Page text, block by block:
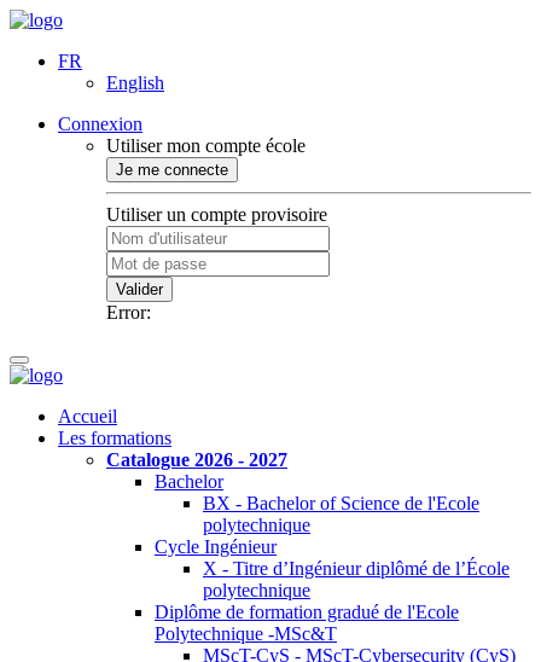
FR
English
Connexion
Utiliser mon compte école
Je me connecte
Utiliser un compte provisoire
Valider
Error:
Accueil
Les formations
Catalogue 2026 - 2027
Bachelor
BX - Bachelor of Science de l'Ecole
polytechnique
Cycle Ingénieur
X - Titre d’Ingénieur diplômé de l’École
polytechnique
Diplôme de formation gradué de l'Ecole
Polytechnique -MSc&T
MScT-CyS - MScT-Cybersecurity (CyS)